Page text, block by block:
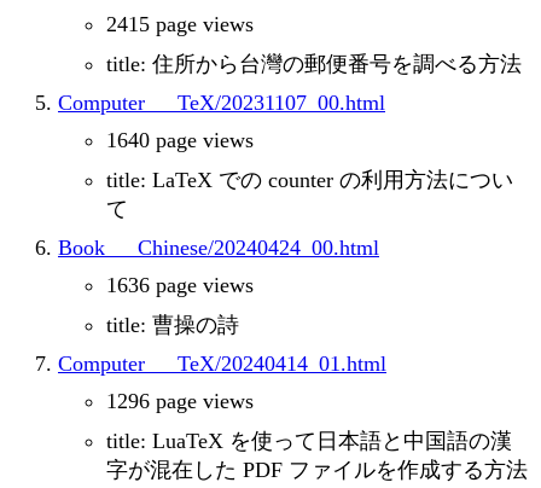
2415 page views
title: 住所から台灣の郵便番号を調べる方法
Computer___TeX/20231107_00.html
1640 page views
title: LaTeX での counter の利用方法につい
て
Book___Chinese/20240424_00.html
1636 page views
title: 曹操の詩
Computer___TeX/20240414_01.html
1296 page views
title: LuaTeX を使って日本語と中国語の漢
字が混在した PDF ファイルを作成する方法